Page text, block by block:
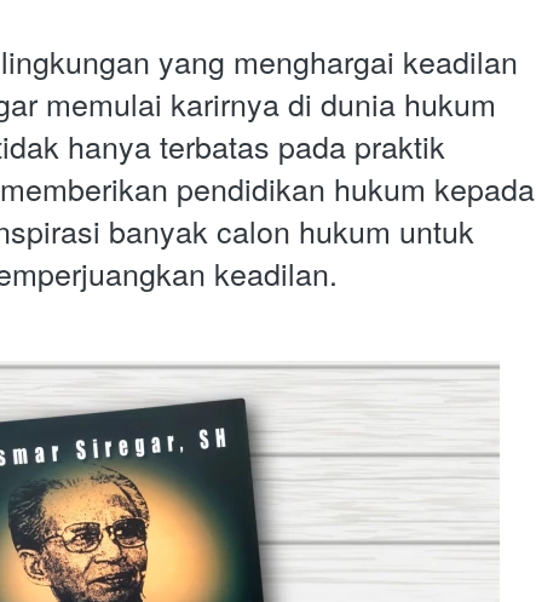
yang menghargai keadilan
memulai karirnya di dunia hukum
hanya terbatas pada praktik
pendidikan hukum kepada
banyak calon hukum untuk
keadilan.